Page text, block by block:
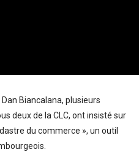
Biancalana, plusieurs
deux de la CLC, ont insisté sur
du commerce », un outil